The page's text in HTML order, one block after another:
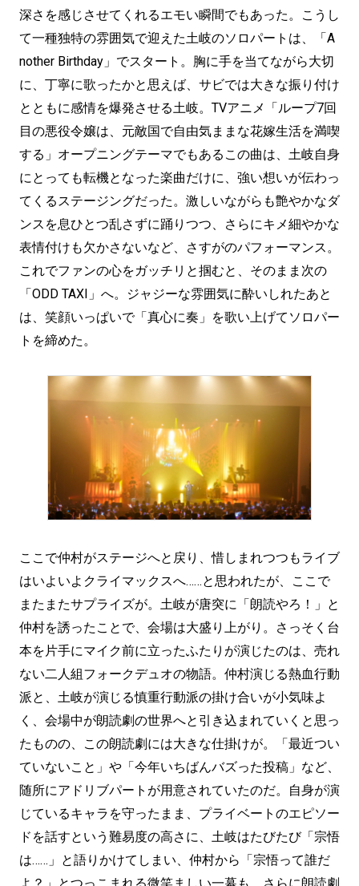
深さを感じさせてくれるエモい瞬間でもあった。こうし
て一種独特の雰囲気で迎えた土岐のソロパートは、「A
nother Birthday」でスタート。胸に手を当てながら大切
に、丁寧に歌ったかと思えば、サビでは大きな振り付け
とともに感情を爆発させる土岐。TVアニメ「ループ7回
目の悪役令嬢は、元敵国で自由気ままな花嫁生活を満喫
する」オープニングテーマでもあるこの曲は、土岐自身
にとっても転機となった楽曲だけに、強い想いが伝わっ
てくるステージングだった。激しいながらも艶やかなダ
ンスを息ひとつ乱さずに踊りつつ、さらにキメ細やかな
表情付けも欠かさないなど、さすがのパフォーマンス。
これでファンの心をガッチリと掴むと、そのまま次の
「ODD TAXI」へ。ジャジーな雰囲気に酔いしれたあと
は、笑顔いっぱいで「真心に奏」を歌い上げてソロパー
トを締めた。
ここで仲村がステージへと戻り、惜しまれつつもライブ
はいよいよクライマックスへ……と思われたが、ここで
またまたサプライズが。土岐が唐突に「朗読やろ！」と
仲村を誘ったことで、会場は大盛り上がり。さっそく台
本を片手にマイク前に立ったふたりが演じたのは、売れ
ない二人組フォークデュオの物語。仲村演じる熱血行動
派と、土岐が演じる慎重行動派の掛け合いが小気味よ
く、会場中が朗読劇の世界へと引き込まれていくと思っ
たものの、この朗読劇には大きな仕掛けが。「最近つい
ていないこと」や「今年いちばんバズった投稿」など、
随所にアドリブパートが用意されていたのだ。自身が演
じているキャラを守ったまま、プライベートのエピソー
ドを話すという難易度の高さに、土岐はたびたび「宗悟
は……」と語りかけてしまい、仲村から「宗悟って誰だ